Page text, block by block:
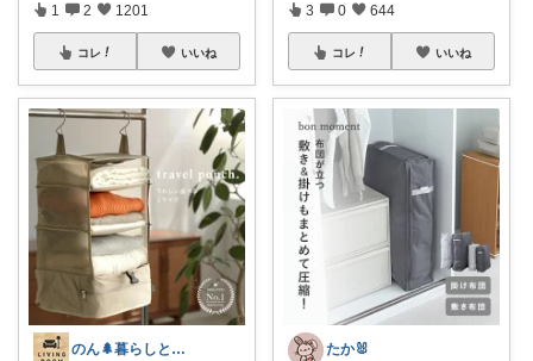
1 2 1201
コレ いいね
のん🌲暮らしと家具
3 0 644
コレ いいね
たか🐰